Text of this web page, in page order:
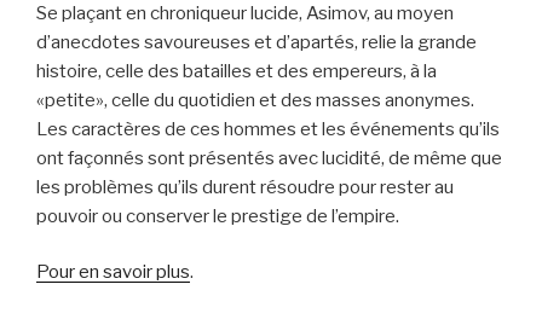
Se plaçant en chroniqueur lucide, Asimov, au moyen
d’anecdotes savoureuses et d’apartés, relie la grande
histoire, celle des batailles et des empereurs, à la
«petite», celle du quotidien et des masses anonymes.
Les caractères de ces hommes et les événements qu’ils
ont façonnés sont présentés avec lucidité, de même que
les problèmes qu’ils durent résoudre pour rester au
pouvoir ou conserver le prestige de l’empire.
Pour en savoir plus.